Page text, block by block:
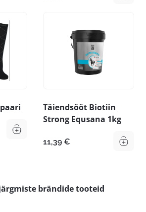
Täiendsööt Biotiin
Strong Equsana 1kg
11,39 €
brändide tooteid